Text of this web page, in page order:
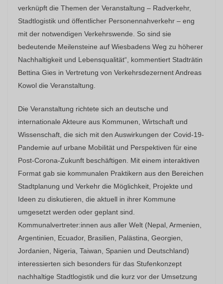
verknüpft die Themen der Veranstaltung – Radverkehr,
Stadtlogistik und öffentlicher Personennahverkehr – eng
mit der notwendigen Verkehrswende. So sind sie
bedeutende Meilensteine auf Wiesbadens Weg zu höherer
Nachhaltigkeit und Lebensqualität“, kommentiert Stadträtin
Bettina Gies in Vertretung von Verkehrsdezernent Andreas
Kowol die Veranstaltung.
Die Veranstaltung richtete sich an deutsche und
internationale Akteure aus Kommunen, Wirtschaft und
Wissenschaft, die sich mit den Auswirkungen der Covid-19-
Pandemie auf urbane Mobilität und Perspektiven für eine
Post-Corona-Zukunft beschäftigen. Mit einem interaktiven
Format gab sie kommunalen Praktikern aus den Bereichen
Stadtplanung und Verkehr die Möglichkeit, Projekte und
Ideen zu diskutieren, die aktuell in ihrer Kommune
umgesetzt werden oder geplant sind.
Kommunalvertreter:innen aus aller Welt (Nepal, Armenien,
Argentinien, Ecuador, Brasilien, Palästina, Georgien,
Jordanien, Nigeria, Taiwan, Spanien und Deutschland)
interessierten sich besonders für das Stufenkonzept
nachhaltige Stadtlogistik und die kurz vor der Umsetzung